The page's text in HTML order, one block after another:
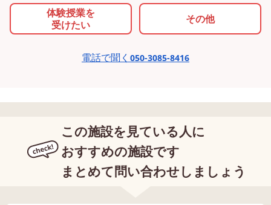
体験授業を
受けたい
その他
電話で聞く 050-3085-8416
この施設を見ている人に
おすすめの施設です
まとめて問い合わせしましょう